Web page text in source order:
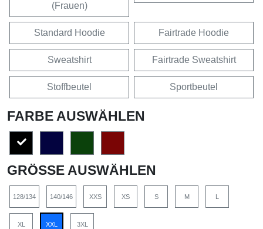
(Frauen)
Standard Hoodie Fairtrade Hoodie
Sweatshirt Fairtrade Sweatshirt
Stoffbeutel Sportbeutel
FARBE AUSWÄHLEN
GRÖSSE AUSWÄHLEN
128/134 140/146 XXS XS S M L
XL XXL 3XL